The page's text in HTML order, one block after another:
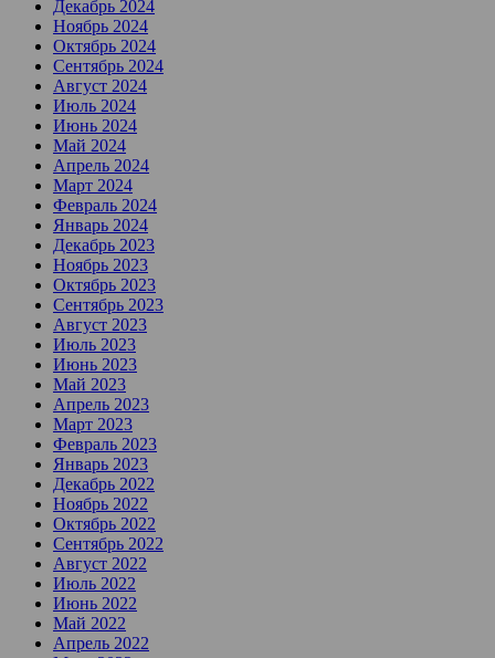
Декабрь 2024
Ноябрь 2024
Октябрь 2024
Сентябрь 2024
Август 2024
Июль 2024
Июнь 2024
Май 2024
Апрель 2024
Март 2024
Февраль 2024
Январь 2024
Декабрь 2023
Ноябрь 2023
Октябрь 2023
Сентябрь 2023
Август 2023
Июль 2023
Июнь 2023
Май 2023
Апрель 2023
Март 2023
Февраль 2023
Январь 2023
Декабрь 2022
Ноябрь 2022
Октябрь 2022
Сентябрь 2022
Август 2022
Июль 2022
Июнь 2022
Май 2022
Апрель 2022